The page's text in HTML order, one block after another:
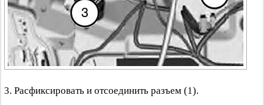
3. Расфиксировать и отсоединить разъем (1).